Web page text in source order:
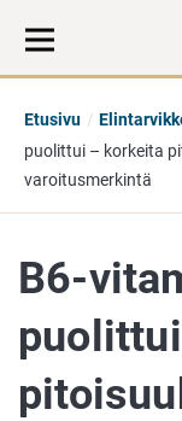
Etusivu
puolittui – korkeita
varoitusmerkintä
B6-